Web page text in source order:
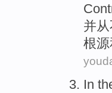
并
根源
In